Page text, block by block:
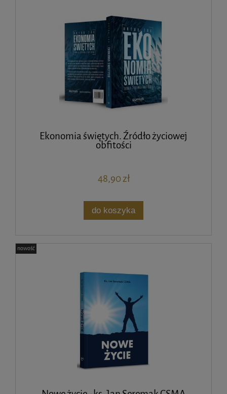
Ekonomia świętych. Źródło życiowej
obfitości
48,90 zł
do koszyka
nowość